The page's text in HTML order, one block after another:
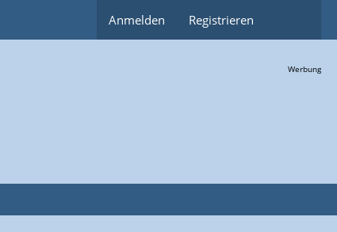
Anmelden Registrieren
Werbung